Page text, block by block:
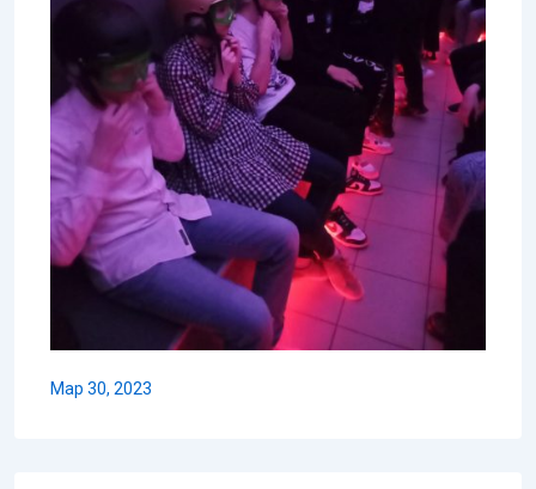
Мар 30, 2023